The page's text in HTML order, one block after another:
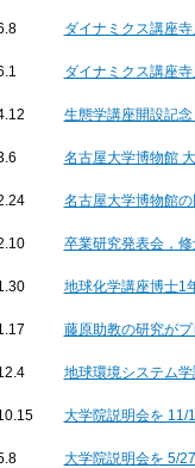
ダイナミクス講座
ダイナミクス講座
生態学講座開設記
名古屋大学博物館
名古屋大学博物館
卒業研究発表会，
地球化学講座博士1
藤原助教の研究が
地球環境システム
大学院説明会を 11/
大学院説明会を 5/